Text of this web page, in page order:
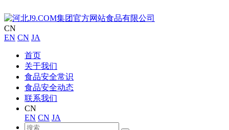
CN
EN CN JA
首页
关于我们
食品安全常识
食品安全动态
联系我们
CN
EN CN JA